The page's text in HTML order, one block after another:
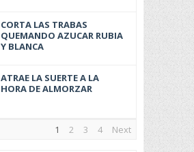
CORTA LAS TRABAS
QUEMANDO AZUCAR RUBIA
Y BLANCA
ATRAE LA SUERTE A LA
HORA DE ALMORZAR
1 2 3 4 Next